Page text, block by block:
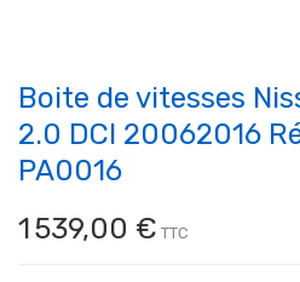
Boite de vitesses
2.0 DCI 20062016
PA0016
1 539,00 € TTC